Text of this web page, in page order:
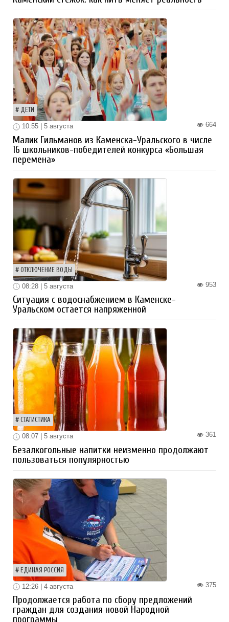
ДЕТИ
664
10:55 | 5 августа
Малик Гильманов из Каменска-Уральского в числе
16 школьников-победителей конкурса «Большая
перемена»
ОТКЛЮЧЕНИЕ ВОДЫ
953
08:28 | 5 августа
Ситуация с водоснабжением в Каменске-
Уральском остается напряженной
СТАТИСТИКА
361
08:07 | 5 августа
Безалкогольные напитки неизменно продолжают
пользоваться популярностью
ЕДИНАЯ РОССИЯ
375
12:26 | 4 августа
Продолжается работа по сбору предложений
граждан для создания новой Народной
программы